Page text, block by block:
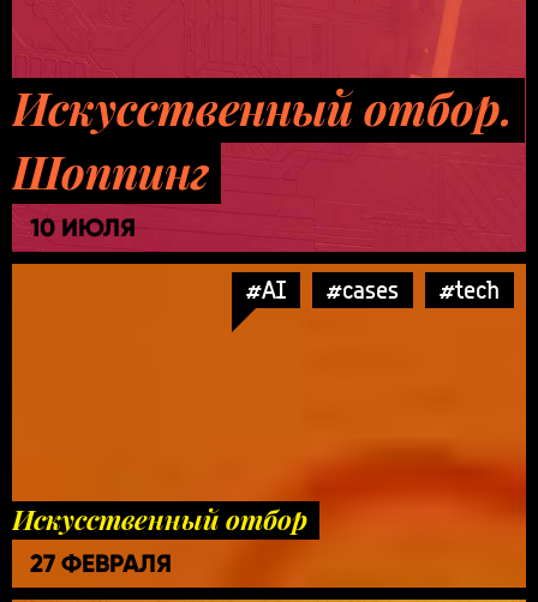
Искусственный отбор.
Шоппинг
10 ИЮЛЯ
#AI #cases #tech
Искусственный отбор
27 ФЕВРАЛЯ